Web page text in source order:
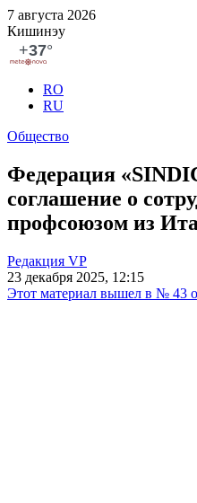
7 августа 2026
Кишинэу
RO
RU
Общество
Федерация
соглашение о
профсоюзом из
Редакция VP
23 декабря 2025, 12:15
Этот материал вышел в № 43